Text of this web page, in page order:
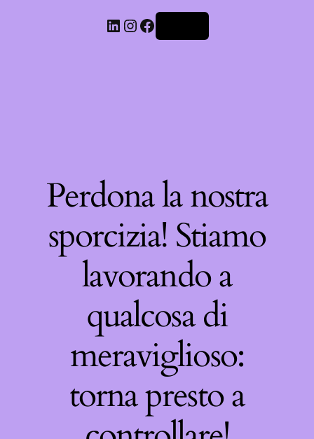
Perdona la nostra
sporcizia! Stiamo
lavorando a
qualcosa di
meraviglioso:
torna presto a